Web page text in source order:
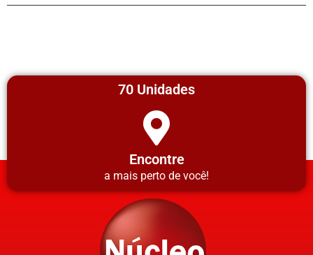
70 Unidades
Encontre
a mais perto de você!